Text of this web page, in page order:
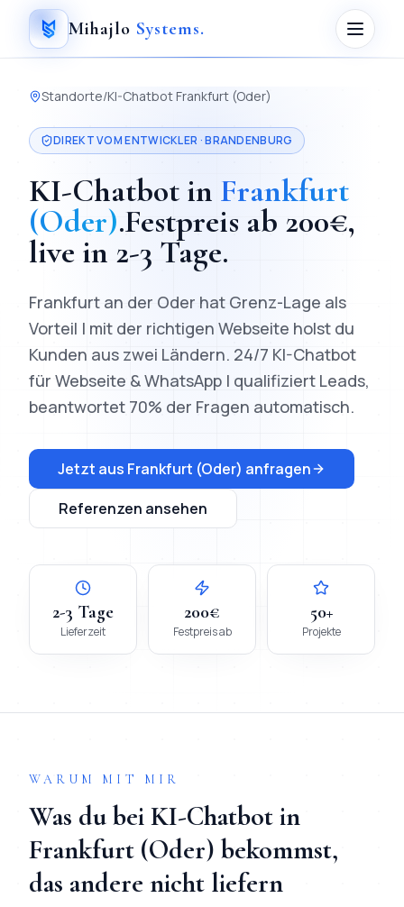
Mihajlo Systems.
Standorte/KI-ChatbotFrankfurt (Oder)
DIREKT VOM ENTWICKLER ·BRANDENBURG
KI-Chatbot in Frankfurt
(Oder).Festpreis ab 200€,
live in 2-3 Tage.
Frankfurt an der Oder hat Grenz-Lage als
Vorteil | mit der richtigen Webseite holst du
Kunden aus zwei Ländern. 24/7 KI-Chatbot
für Webseite & WhatsApp | qualifiziert Leads,
beantwortet 70% der Fragen automatisch.
Jetzt aus Frankfurt (Oder) anfragen
Referenzen ansehen
2-3 Tage
Lieferzeit
200€
Festpreis ab
50+
Projekte
WARUM MIT MIR
Was du beiKI-Chatbotin
Frankfurt (Oder) bekommst,
das andere nicht liefern